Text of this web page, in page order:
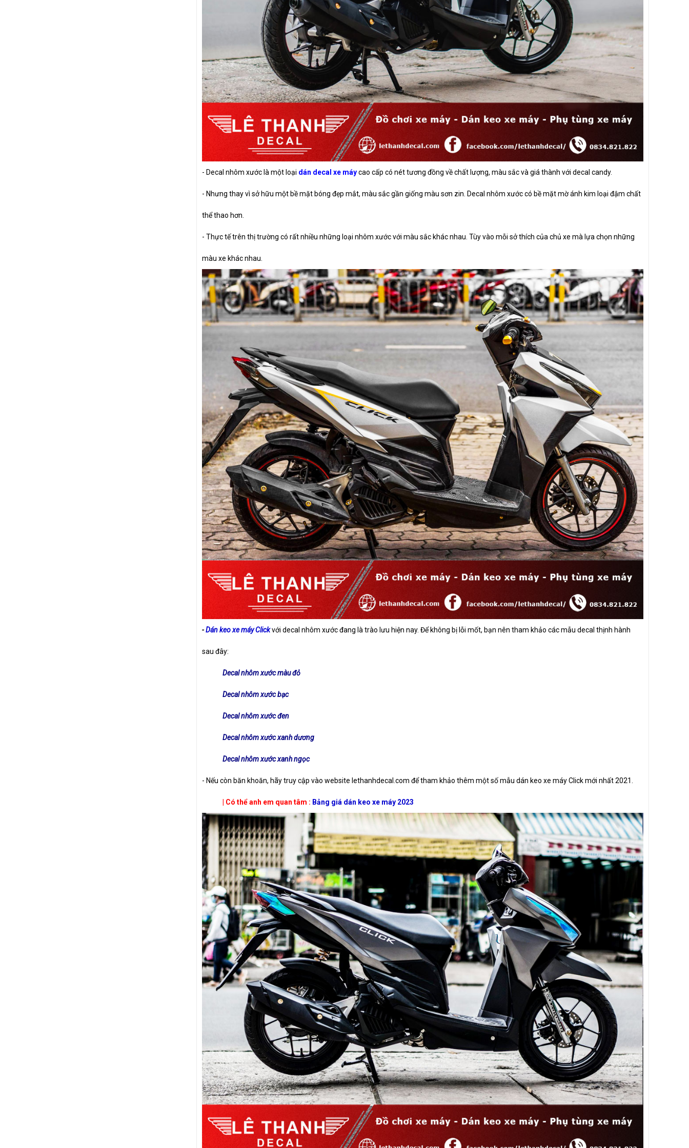
- Decal nhôm xước là một loại dán decal xe máycao cấp có nét tương đồng về chất lượng, màu sắc và giá thành với decal candy.
- Nhưng thay vì sở hữu một bề mặt bóng đẹp mắt, màu sắc gần giống màu sơn zin. Decal nhôm xước có bề mặt mờ ánh kim loại đậm chất
thể thao hơn.
- Thực tế trên thị trường có rất nhiều những loại nhôm xước với màu sắc khác nhau. Tùy vào mỗi sở thích của chủ xe mà lựa chọn những
màu xe khác nhau.
-Dán keo xe máy Clickvới decal nhôm xước đang là trào lưu hiện nay. Để không bị lỗi mốt, bạn nên tham khảo các mẫu decal thịnh hành
sau đây:
Decal nhôm xước màu đỏ
Decal nhôm xước bạc
Decal nhôm xước đen
Decal nhôm xước xanh dương
Decal nhôm xước xanh ngọc
- Nếu còn băn khoăn, hãy truy cập vào website lethanhdecal.com để tham khảo thêm một số mẫu dán keo xe máy Click mới nhất 2021.
| Có thể anh em quan tâm : Bảng giá dán keo xe máy 2023